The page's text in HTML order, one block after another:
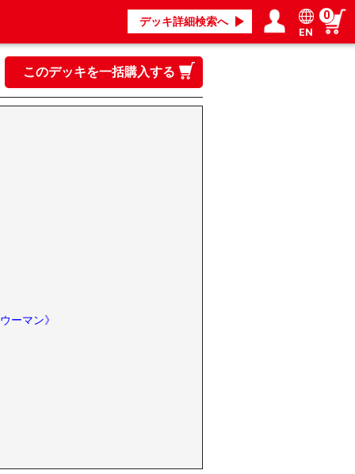
デッキ詳細検索へ
ログイン／会員登録
マイページ
EN
0
このデッキを一括購入する
ーマン》